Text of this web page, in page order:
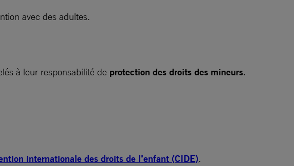
avec des adultes.
à leur responsabilité de protection des droits des mineurs.
internationale des droits de l’enfant (CIDE).